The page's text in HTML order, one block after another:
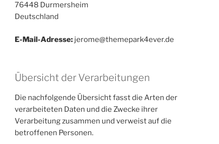
76448 Durmersheim
Deutschland
E-Mail-Adresse: jerome@themepark4ever.de
Übersicht der Verarbeitungen
Die nachfolgende Übersicht fasst die Arten der
verarbeiteten Daten und die Zwecke ihrer
Verarbeitung zusammen und verweist auf die
betroffenen Personen.